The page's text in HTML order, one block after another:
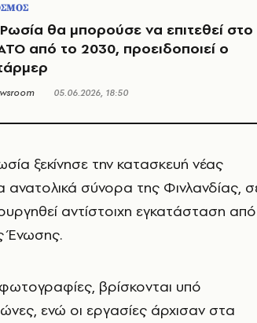
θα μπορούσε να επιτεθεί στο
από το 2030, προειδοποιεί ο
05.06.2026, 18:50
ξεκίνησε την κατασκευή νέας
σύνορα της Φινλανδίας,
αντίστοιχη εγκατάσταση από
Ένωσης.
βρίσκονται υπό
ενώ οι εργασίες άρχισαν στα